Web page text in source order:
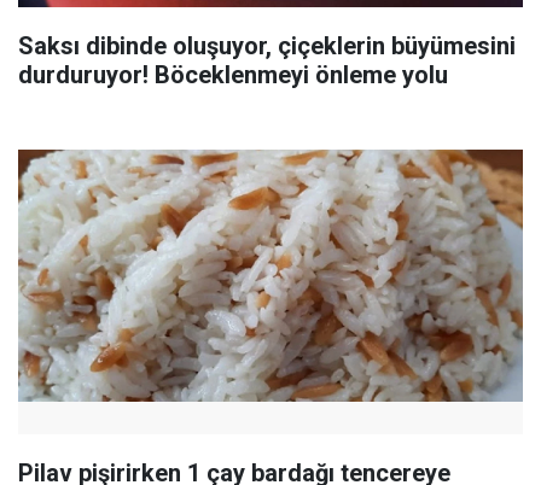
Saksı dibinde oluşuyor, çiçeklerin büyümesini
durduruyor! Böceklenmeyi önleme yolu
Pilav pişirirken 1 çay bardağı tencereye